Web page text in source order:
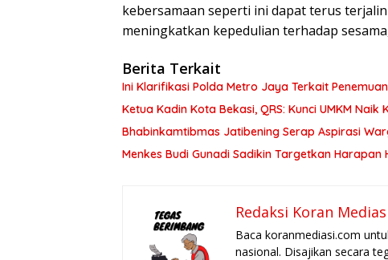
kebersamaan seperti ini dapat terus
meningkatkan kepedulian terhadap
Berita Terkait
Ini Klarifikasi Polda Metro Jaya Terkait
Ketua Kadin Kota Bekasi, QRS: Kunci UMKM
Bhabinkamtibmas Jatibening Serap Aspirasi
Menkes Budi Gunadi Sadikin Targetkan Harapan
Redaksi Koran
Baca koranmediasi.com
nasional. Disajikan secara